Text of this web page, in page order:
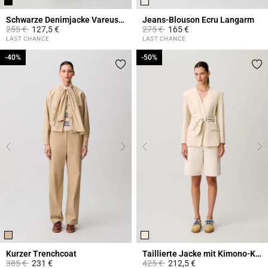
Schwarze Denimjacke Vareuse-Kragen
Price reduced from
255 €to127,5 €
4,3 out of 5 Customer Rating
LAST CHANCE
Jeans-Blouson Ecru Langarm
Price reduced from
275 €to165 €
3,1 out of 5 Customer Rating
LAST CHANCE
Kurzer Trenchcoat
Price reduced from
385 €to
-40%
231 €
-40%
Taillierte Jacke mit Kimono-Kragen
Price reduced from
425 €to
-50%
212,5 €
-50%